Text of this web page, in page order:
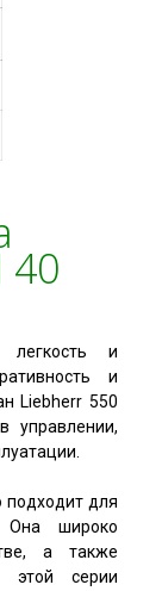
40
легкость и
и
Liebherr 550
управлении,
подходит для
Она широко
а также
этой серии